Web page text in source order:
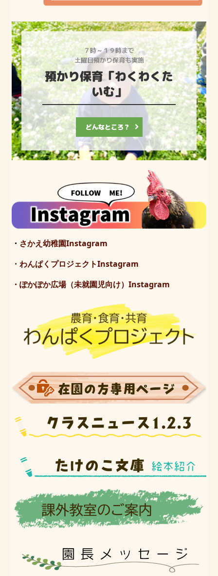
７時～１９時まで
土曜日預かり保育も実施
預かり保育「わくわくた
どんなところ？
・ さかえ幼稚園Instagram
・わんぱくプロジェクトInstagram
・ぽかぽか広場（未就園児向け）Instagram